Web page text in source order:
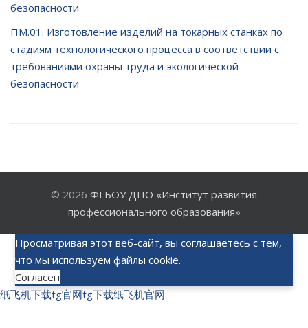
безопасности
ПМ.01. Изготовление изделий на токарных станках по
стадиям технологического процесса в соответствии с
требованиями охраны труда и экологической
безопасности
© 2026 ФГБОУ ДПО «Институт развития
профессионального образования»
Просматривая этот веб-сайт, вы соглашаетесь с тем,
что мы используем файлы cookie.
Согласен
纸飞机下载tg官网tg下载纸飞机官网